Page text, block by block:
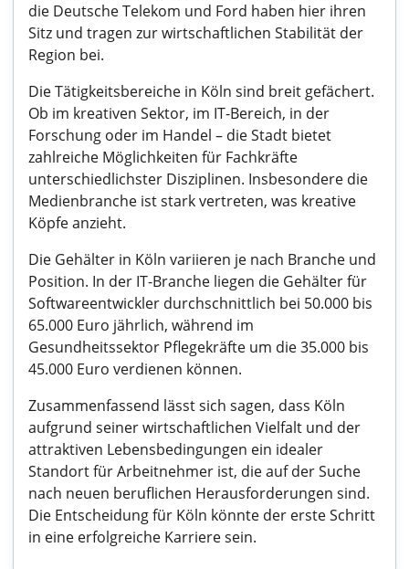
die Deutsche Telekom und Ford haben hier ihren
Sitz und tragen zur wirtschaftlichen Stabilität der
Region bei.
Die Tätigkeitsbereiche in Köln sind breit gefächert.
Ob im kreativen Sektor, im IT-Bereich, in der
Forschung oder im Handel – die Stadt bietet
zahlreiche Möglichkeiten für Fachkräfte
unterschiedlichster Disziplinen. Insbesondere die
Medienbranche ist stark vertreten, was kreative
Köpfe anzieht.
Die Gehälter in Köln variieren je nach Branche und
Position. In der IT-Branche liegen die Gehälter für
Softwareentwickler durchschnittlich bei 50.000 bis
65.000 Euro jährlich, während im
Gesundheitssektor Pflegekräfte um die 35.000 bis
45.000 Euro verdienen können.
Zusammenfassend lässt sich sagen, dass Köln
aufgrund seiner wirtschaftlichen Vielfalt und der
attraktiven Lebensbedingungen ein idealer
Standort für Arbeitnehmer ist, die auf der Suche
nach neuen beruflichen Herausforderungen sind.
Die Entscheidung für Köln könnte der erste Schritt
in eine erfolgreiche Karriere sein.